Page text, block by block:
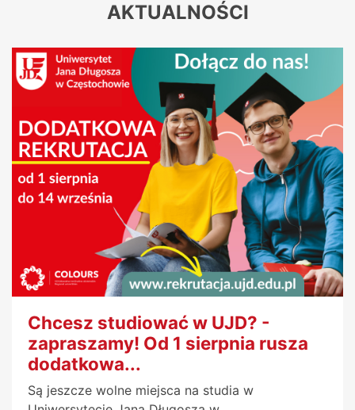
AKTUALNOŚCI
Chcesz studiować w UJD? -
zapraszamy! Od 1 sierpnia rusza
dodatkowa...
Są jeszcze wolne miejsca na studia w